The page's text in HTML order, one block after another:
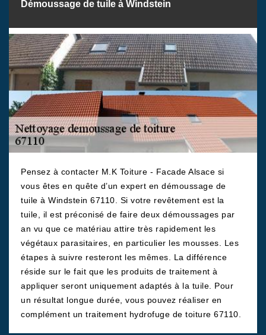
Démoussage de tuile à Windstein
Pensez à contacter M.K Toiture - Facade Alsace si
vous êtes en quête d’un expert en démoussage de
tuile à Windstein 67110. Si votre revêtement est la
tuile, il est préconisé de faire deux démoussages par
an vu que ce matériau attire très rapidement les
végétaux parasitaires, en particulier les mousses. Les
étapes à suivre resteront les mêmes. La différence
réside sur le fait que les produits de traitement à
appliquer seront uniquement adaptés à la tuile. Pour
un résultat longue durée, vous pouvez réaliser en
complément un traitement hydrofuge de toiture 67110.